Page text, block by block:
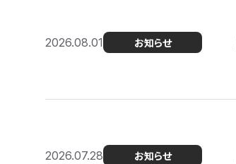
2026.08.01 お知らせ
2026.07.28 お知らせ